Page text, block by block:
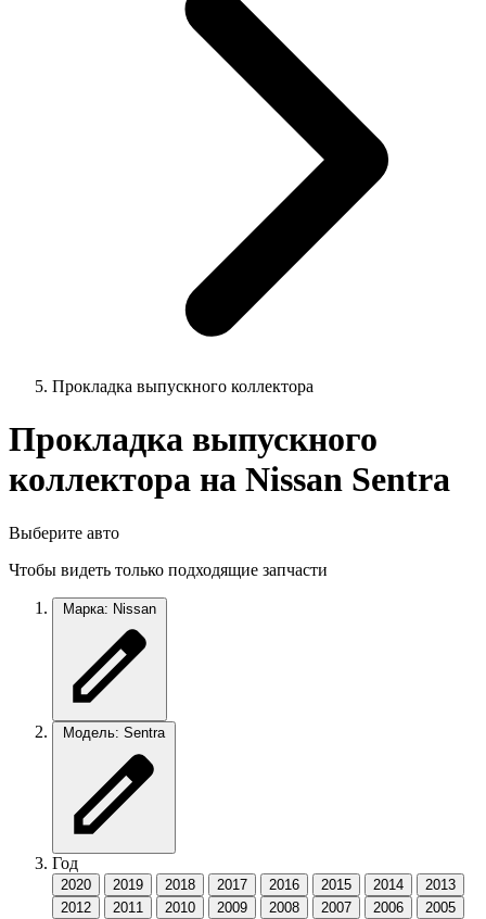
Прокладка выпускного коллектора
Прокладка выпускного
коллектора на Nissan Sentra
Выберите авто
Чтобы видеть только подходящие запчасти
Марка: Nissan
Модель: Sentra
Год
2020 2019 2018 2017 2016 2015 2014
2013
2012
2011 2010 2009 2008 2007 2006
2005